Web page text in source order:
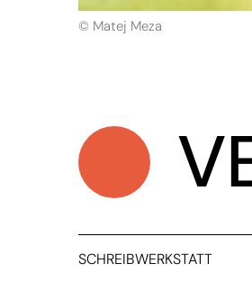
© Matej Meza
SCHREIBWERKSTATT